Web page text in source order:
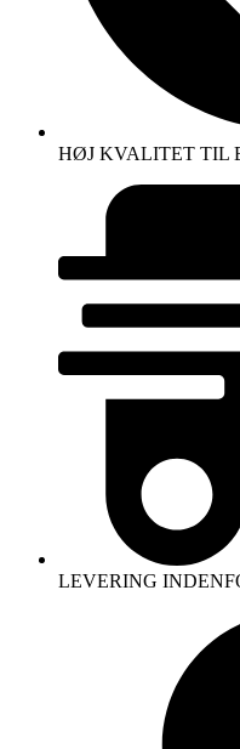
HØJ KVALITET TIL
LEVERING